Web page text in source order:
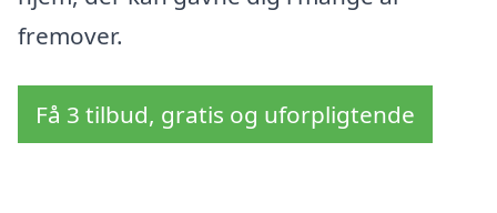
fremover.
Få 3 tilbud, gratis og uforpligtende